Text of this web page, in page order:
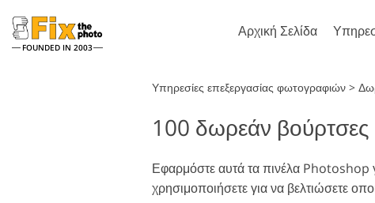
FOUNDED IN 2003
Αρχική Σελίδα
Lightroom
Προεπιλογές Lightroom
συλλογές LR
Προεπιλογές καλύτερης
Υφές
Υπηρεσίες επεξεργασίας φωτογραφιών >
100 δωρεάν
Εφαρμόστε αυτά τα πινέλα Photoshop
χρησιμοποιήσετε για να βελτιώσετε